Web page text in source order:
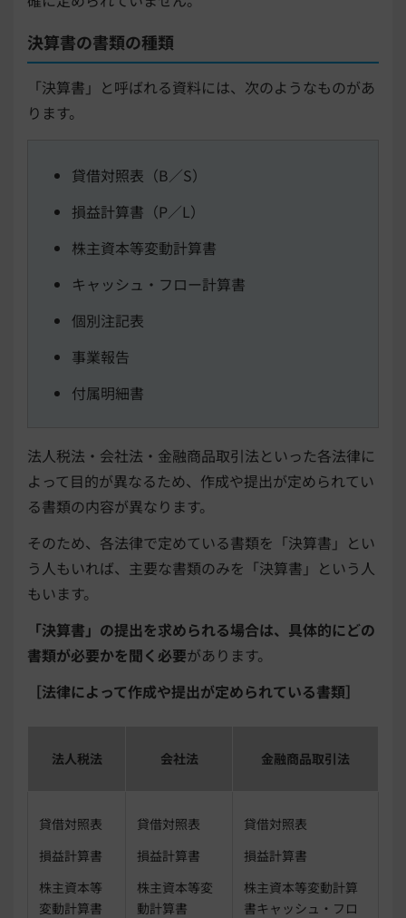
決算書の書類の種類
「決算書」と呼ばれる資料には、次のようなものがあ
ります。
貸借対照表（B／S）
損益計算書（P／L）
株主資本等変動計算書
キャッシュ・フロー計算書
個別注記表
事業報告
付属明細書
法人税法・会社法・金融商品取引法といった各法律に
よって目的が異なるため、作成や提出が定められてい
る書類の内容が異なります。
そのため、各法律で定めている書類を「決算書」とい
う人もいれば、主要な書類のみを「決算書」という人
もいます。
「決算書」の提出を求められる場合は、具体的にどの
書類が必要かを聞く必要があります。
［法律によって作成や提出が定められている書類］
法人税法 会社法 金融商品取引法
貸借対照表
損益計算書
株主資本等
変動計算書
貸借対照表
損益計算書
株主資本等変
動計算書
貸借対照表
損益計算書
株主資本等変動計算
書キャッシュ・フロ